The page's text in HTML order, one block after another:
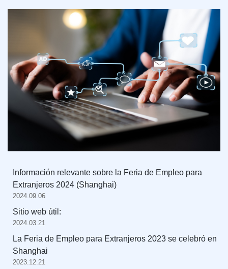
Información relevante sobre la Feria de Empleo para
Extranjeros 2024 (Shanghai)
2024.09.06
Sitio web útil:
2024.03.21
La Feria de Empleo para Extranjeros 2023 se celebró en
Shanghai
2023.12.21